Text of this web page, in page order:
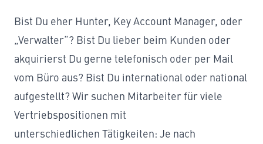
Bist Du eher Hunter, Key Account Manager, oder
„Verwalter“? Bist Du lieber beim Kunden oder
akquirierst Du gerne telefonisch oder per Mail
vom Büro aus? Bist Du international oder national
aufgestellt? Wir suchen Mitarbeiter für viele
Vertriebspositionen mit
unterschiedlichen Tätigkeiten: Je nach